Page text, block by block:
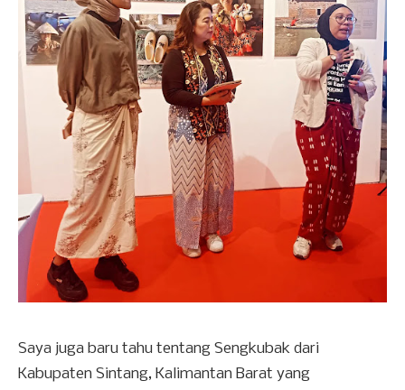
Saya juga baru tahu tentang Sengkubak dari
Kabupaten Sintang, Kalimantan Barat yang